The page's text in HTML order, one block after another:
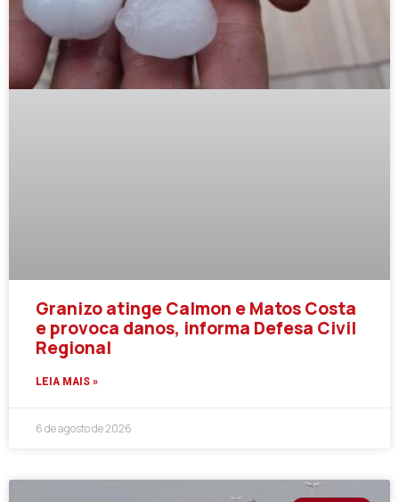
Granizo atinge Calmon e Matos Costa
e provoca danos, informa Defesa Civil
Regional
LEIA MAIS »
6 de agosto de 2026